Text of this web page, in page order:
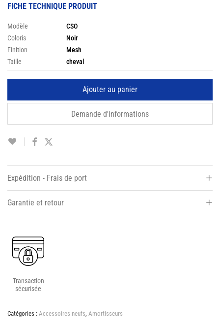
FICHE TECHNIQUE PRODUIT
Modèle
CSO
Coloris
Noir
Finition
Mesh
Taille
cheval
Ajouter au panier
Demande d'informations
Expédition - Frais de port
Garantie et retour
Transaction
sécurisée
Catégories : Accessoires neufs Amortisseurs